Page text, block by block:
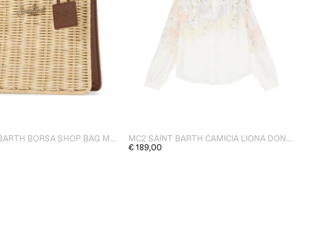
MC2 SAINT BARTH BORSA SHOP BAG MINI DONNA BEIGE
MC2 SAINT BARTH CAMICIA LIONA DONNA BIANCO
€ 189,00